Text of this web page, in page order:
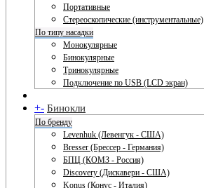
Портативные
Стереоскопические (инструментальные)
По типу насадки
Монокулярные
Бинокулярные
Тринокулярные
Подключение по USB (LCD экран)
+- Бинокли
По бренду
Levenhuk (Левенгук - США)
Bresser (Брессер - Германия)
БПЦ (КОМЗ - Россия)
Discovery (Дискавери - США)
Konus (Конус - Италия)